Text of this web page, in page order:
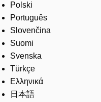
Polski
Português
Slovenčina
Suomi
Svenska
Türkçe
Ελληνικά
日本語